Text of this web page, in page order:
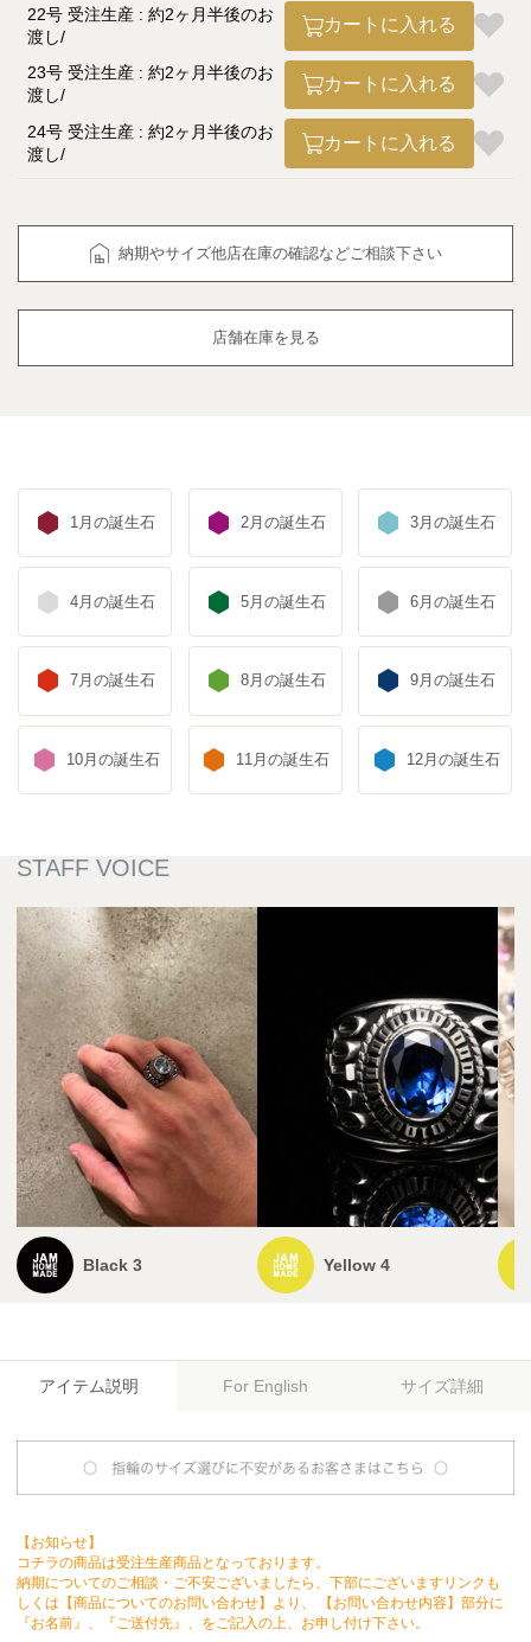
22号 受注生産 : 約2ヶ月半後のお
渡し
カートに入れる
23号 受注生産 : 約2ヶ月半後のお
渡し
カートに入れる
24号 受注生産 : 約2ヶ月半後のお
渡し
カートに入れる
納期やサイズ他店在庫の確認などご相談下さい
店舗在庫を見る
1月の誕生石 2月の誕生石 3月の誕生石
4月の誕生石 5月の誕生石 6月の誕生石
7月の誕生石 8月の誕生石 9月の誕生石
10月の誕生石 11月の誕生石 12月の誕生石
Black 3 Yellow 4
アイテム説明 For English サイズ詳細
【お知らせ】
コチラの商品は受注生産商品となっております。
納期についてのご相談・ご不安ございましたら、下部にございますリンクも
しくは【商品についてのお問い合わせ】より、 【お問い合わせ内容】部分に
『お名前』、『ご送付先』、をご記入の上、お申し付け下さい。